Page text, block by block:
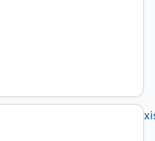
dx.doi.org/10.19137/